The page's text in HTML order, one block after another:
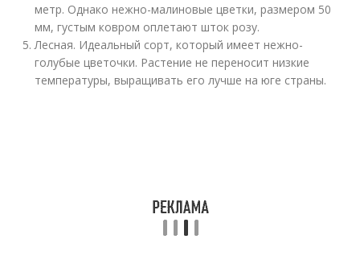
метр. Однако нежно-малиновые цветки, размером 50
мм, густым ковром оплетают шток розу.
Лесная. Идеальный сорт, который имеет нежно-
голубые цветочки. Растение не переносит низкие
температуры, выращивать его лучше на юге страны.